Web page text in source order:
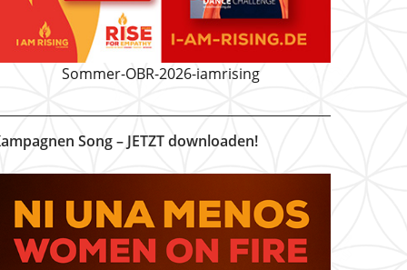
Sommer-OBR-2026-iamrising
Song – JETZT downloaden!